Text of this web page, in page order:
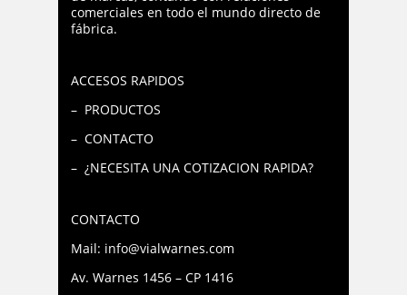
comerciales en todo el mundo directo de
fábrica.
ACCESOS RAPIDOS
– PRODUCTOS
– CONTACTO
– ¿NECESITA UNA COTIZACION RAPIDA?
CONTACTO
Mail: info@vialwarnes.com
Av. Warnes 1456 – CP 1416